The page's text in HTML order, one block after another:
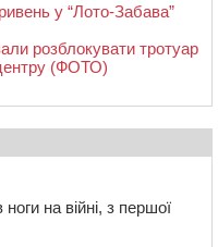
у “Лото-Забава”
розблокувати тротуар
(ФОТО)
на війні, з першої